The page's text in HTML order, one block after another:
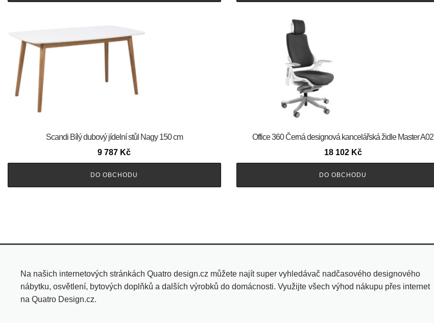
Scandi Bílý dubový jídelní stůl Nagy 150 cm
9 787 Kč
DO OBCHODU
Office 360 Černá designová kancelářská židle Master A02
18 102 Kč
DO OBCHODU
Na našich internetových stránkách Quatro design.cz můžete najít super vyhledávač nadčasového designového
nábytku, osvětlení, bytových doplňků a dalších výrobků do domácnosti. Využijte všech výhod nákupu přes internet
na Quatro Design.cz.